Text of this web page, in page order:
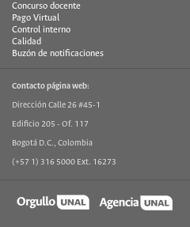
Concurso docente
Pago Virtual
Control interno
Calidad
Buzón de notificaciones
Contacto página web:
Dirección Calle 26 #45-1
Edificio 205 - Of. 117
Bogotá D.C., Colombia
(+57 1) 316 5000 Ext. 16273